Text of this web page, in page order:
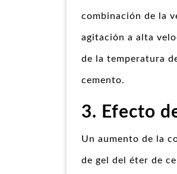
combinación de la
agitación a alta
de la temperatura
cemento.
3. Efecto
Un aumento de la
de gel del éter de